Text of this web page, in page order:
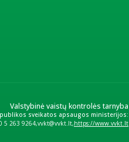
Valstybinė vaistų kontrolės tarnyba
sveikatos apsaugos ministerijos:
5 263 9264 vvkt@vvkt.lt https://www.vvkt.lt